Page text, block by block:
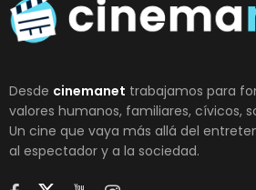
Desde cinemanet trabajamos para
valores humanos, familiares, cívicos,
Un cine que vaya más allá del
al espectador y a la sociedad.